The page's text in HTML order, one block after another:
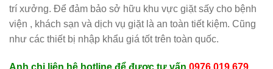
trí xưởng. Để đảm bảo sở hữu khu vực giặt sấy cho bệnh
viện , khách sạn và dịch vụ giặt là an toàn tiết kiệm. Cũng
như các thiết bị nhập khẩu giá tốt trên toàn quốc.